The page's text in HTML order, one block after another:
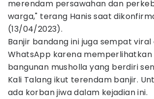
merendam persawahan dan
warga," terang Hanis saat
(13/04/2023).
Banjir bandang ini juga sempat viral
WhatsApp karena memperlihatkan
bangunan musholla yang berdiri
Kali Talang ikut terendam banjir.
ada korban jiwa dalam kejadian ini.